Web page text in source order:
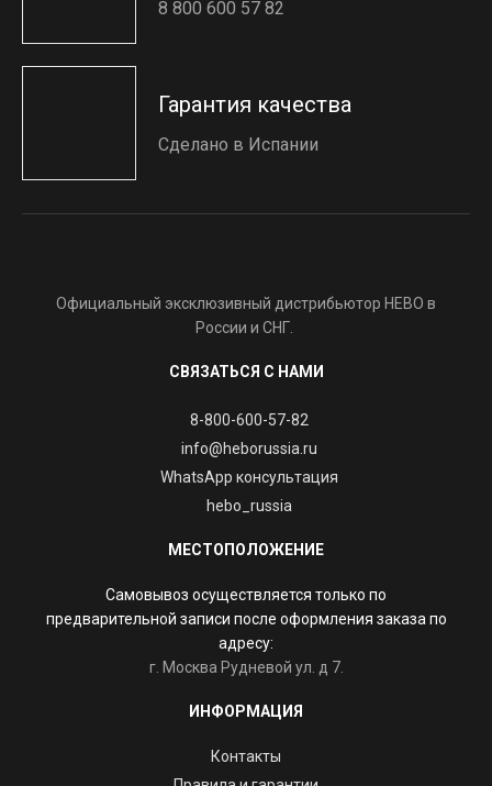
8 800 600 57 82
Гарантия качества
Сделано в Испании
Официальный эксклюзивный дистрибьютор HEBO в
России и СНГ.
СВЯЗАТЬСЯ С НАМИ
8-800-600-57-82
info@heborussia.ru
WhatsApp консультация
hebo_russia
МЕСТОПОЛОЖЕНИЕ
Самовывоз осуществляется только по
предварительной записи после оформления заказа по
адресу:
г. Москва Рудневой ул. д 7.
ИНФОРМАЦИЯ
Контакты